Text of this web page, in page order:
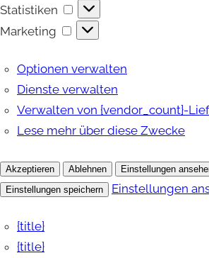
Statistiken
Statistiken
Marketing
Marketing
Optionen verwalten
Dienste verwalten
Verwalten von {vendor_count}-
Lese mehr über diese Zwecke
Akzeptieren Ablehnen
Einstellungen
Einstellungen speichern
Einstellungen
{title}
{title}